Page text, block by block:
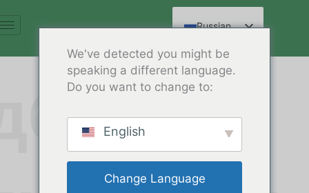
к
Russian
English
Spanish
Arabic
French
German
Hindi
Chinese
We've detected you might be
speaking a different language.
Do you want to change to:
English
Change Language